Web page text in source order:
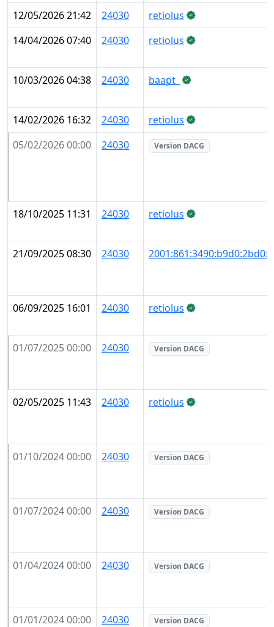
12/05/2026 21:42
24030
retiolus
14/04/2026 07:40
24030 retiolus
10/03/2026 04:38 24030 baapt_
14/02/2026 16:32 24030
retiolus
05/02/2026 00:00
24030 Version DACG
18/10/2025 11:31 24030 retiolus
21/09/2025 08:30 24030
06/09/2025 16:01 24030 retiolus
01/07/2025 00:00 24030 Version DACG
02/05/2025 11:43 24030 retiolus
01/10/2024 00:00 24030 Version DACG
01/07/2024 00:00 24030 Version DACG
01/04/2024 00:00 24030 Version DACG
01/01/2024 00:00 24030 Version DACG